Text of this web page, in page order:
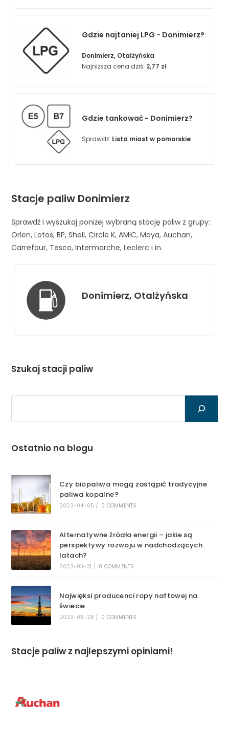
Gdzie najtaniej LPG - Donimierz?
Donimierz, Otalżyńska
Najniższa cena dziś: 2,77 zł
Gdzie tankować - Donimierz?
Sprawdź: Lista miast w pomorskie.
Stacje paliw Donimierz
Sprawdź i wyszukaj poniżej wybraną stację paliw z grupy:
Orlen, Lotos, BP, Shell, Circle K, AMIC, Moya, Auchan,
Carrefour, Tesco, Intermarche, Leclerc i in.
Donimierz, Otalżyńska
Szukaj stacji paliw
Ostatnio na blogu
Czy biopaliwa mogą zastąpić tradycyjne
paliwa kopalne?
2023-04-05 / 0 COMMENTS
Alternatywne źródła energii – jakie są
perspektywy rozwoju w nadchodzących
latach?
2023-03-31 / 0 COMMENTS
Najwięksi producenci ropy naftowej na
świecie
2023-03-28 / 0 COMMENTS
Stacje paliw z najlepszymi opiniami!